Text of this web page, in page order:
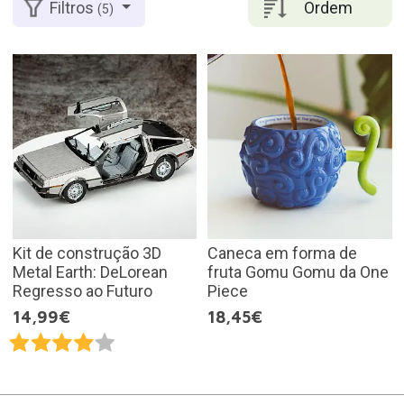
Ordem
Filtros(5)
Kit de construção 3D
Metal Earth: DeLorean
Regresso ao Futuro
14,99€
Caneca em forma de
fruta Gomu Gomu da One
Piece
18,45€